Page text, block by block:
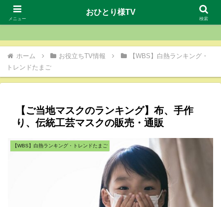
おひとり様TV
ホーム お役立ちTV情報
【WBS】白熱ランキング・
トレンドたまご
【ご当地マスクのランキング】布、手作
り、伝統工芸マスクの販売・通販
【WBS】白熱ランキング・トレンドたまご
メニュー
おひとり様TV
検索